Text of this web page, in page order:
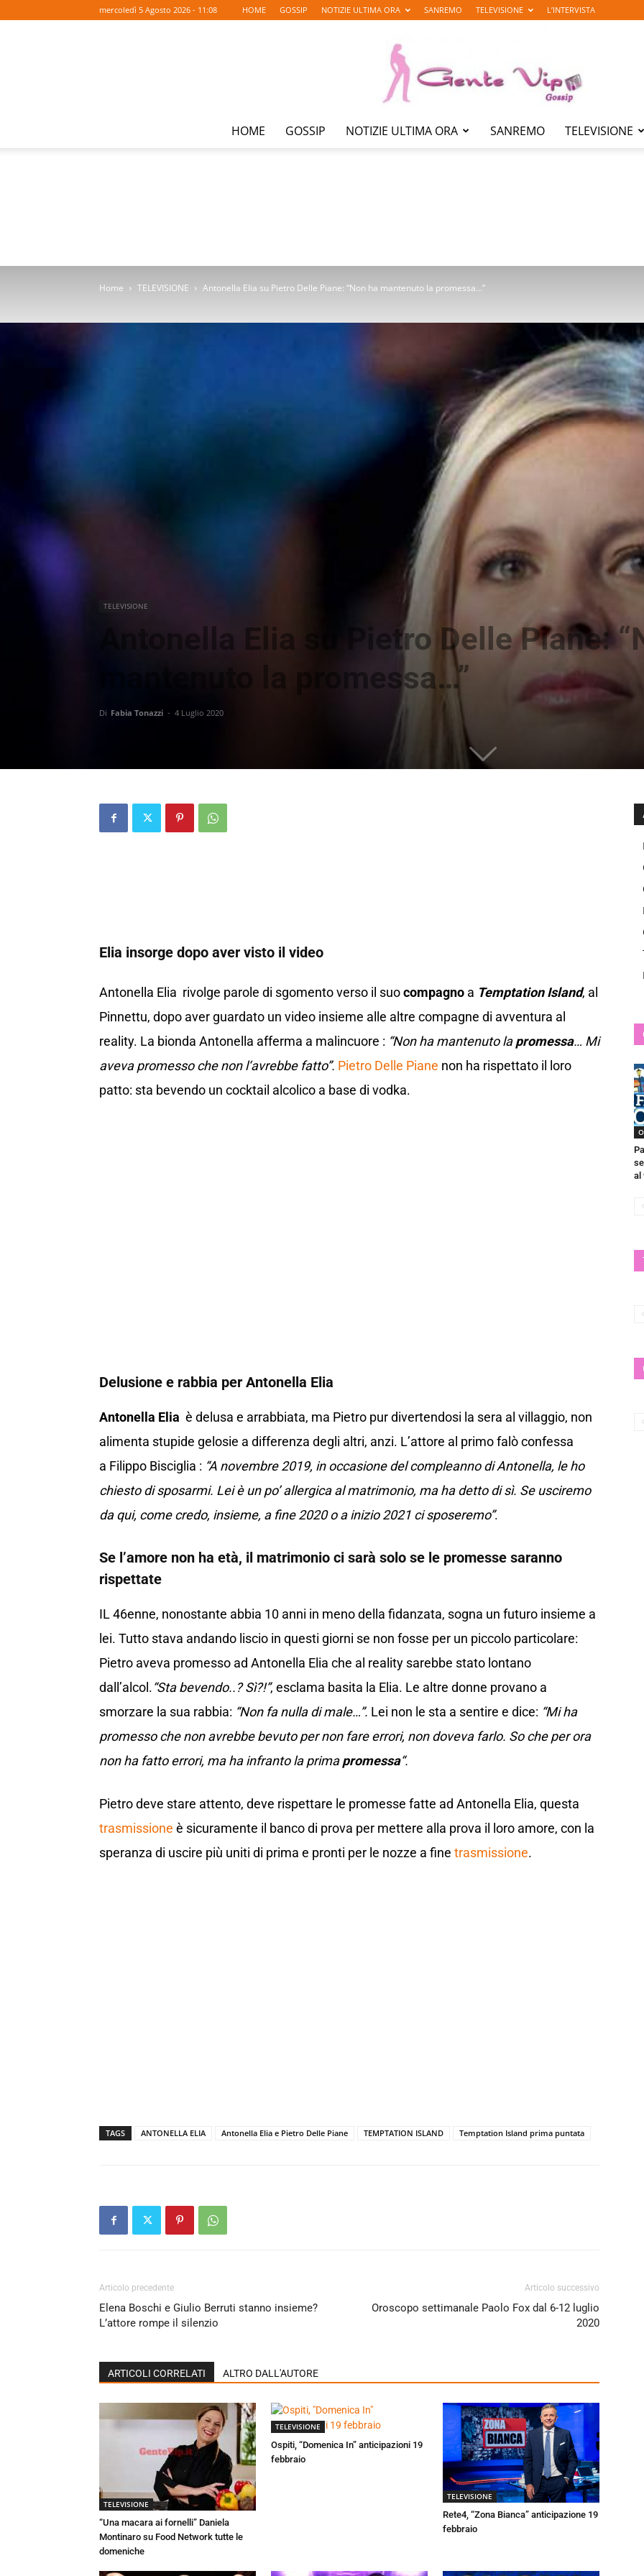
mercoledì 5 Agosto 2026 - 11:08 HOME GOSSIP NOTIZIE ULTIMA ORA SANREMO TELEVISIONE L’INTERVISTA
HOME GOSSIP NOTIZIE ULTIMA ORA SANREMO TELEVISIONE
Home TELEVISIONE Antonella Elia su Pietro Delle Piane: “Non ha mantenuto la promessa…”
TELEVISIONE
Antonella Elia su Pietro Delle Piane:
mantenuto la promessa…”
Di Fabia Tonazzi - 4 Luglio 2020
Elia insorge dopo aver visto il video
Antonella Elia rivolge parole di sgomento verso il suocompagno a Temptation Island, al
Pinnettu, dopo aver guardato un video insieme alle altre compagne di avventura al
reality. La bionda Antonella afferma a malincuore : “Non ha mantenuto lapromessa… Mi
aveva promesso che non l‘avrebbe fatto”. Pietro Delle Piane non ha rispettato il loro
patto: sta bevendo un cocktail alcolico a base di vodka.
Delusione e rabbia per Antonella Elia
Antonella Elia è delusa e arrabbiata, ma Pietro pur divertendosi la sera al villaggio, non
alimenta stupide gelosie a differenza degli altri, anzi. L’attore al primo falò confessa
a Filippo Bisciglia : “A novembre 2019, in occasione del compleanno di Antonella, le ho
chiesto di sposarmi. Lei è un po’ allergica al matrimonio, ma ha detto di sì. Se usciremo
da qui, come credo, insieme, a fine 2020 o a inizio 2021 ci sposeremo”.
Se l’amore non ha età, il matrimonio ci sarà solo se le promesse saranno
rispettate
IL 46enne, nonostante abbia 10 anni in meno della fidanzata, sogna un futuro insieme a
lei. Tutto stava andando liscio in questi giorni se non fosse per un piccolo particolare:
Pietro aveva promesso ad Antonella Elia che al reality sarebbe stato lontano
dall’alcol.“Sta bevendo..? Sì?!”, esclama basita la Elia. Le altre donne provano a
smorzare la sua rabbia: “Non fa nulla di male…”. Lei non le sta a sentire e dice: “Mi ha
promesso che non avrebbe bevuto per non fare errori, non doveva farlo. So che per ora
non ha fatto errori, ma ha infranto la primapromessa“.
Pietro deve stare attento, deve rispettare le promesse fatte ad Antonella Elia, questa
trasmissione è sicuramente il banco di prova per mettere alla prova il loro amore, con la
speranza di uscire più uniti di prima e pronti per le nozze a fine trasmissione.
TAGS ANTONELLA ELIA Antonella Elia e Pietro Delle Piane TEMPTATION ISLAND Temptation Island prima puntata
Articolo precedente
Elena Boschi e Giulio Berruti stanno insieme?
L’attore rompe il silenzio
Articolo successivo
Oroscopo settimanale Paolo Fox dal 6-12 luglio
2020
ARTICOLI CORRELATI ALTRO DALL'AUTORE
TELEVISIONE
“Una macara ai fornelli” Daniela
Montinaro su Food Network tutte le
domeniche
TELEVISIONE
Ospiti, “Domenica In” anticipazioni 19
febbraio
TELEVISIONE
Rete4, “Zona Bianca” anticipazione 19
febbraio
al